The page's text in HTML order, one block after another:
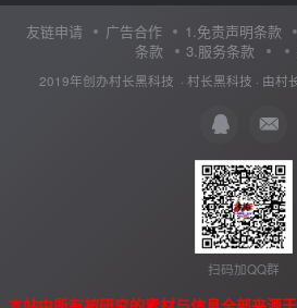
友链申请 广告合作 1.免责声明条款
条款
3.服务条款
2019年创办村长黑科技 · 村长黑科技 · 由村
扫码加QQ群